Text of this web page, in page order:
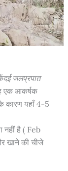
जलप्रपात
एक आकर्षक
कारण यहाँ 4-5
नहीं है ( Feb
खाने की चीजे